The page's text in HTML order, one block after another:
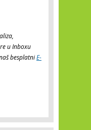
u Inboxu
besplatniE-